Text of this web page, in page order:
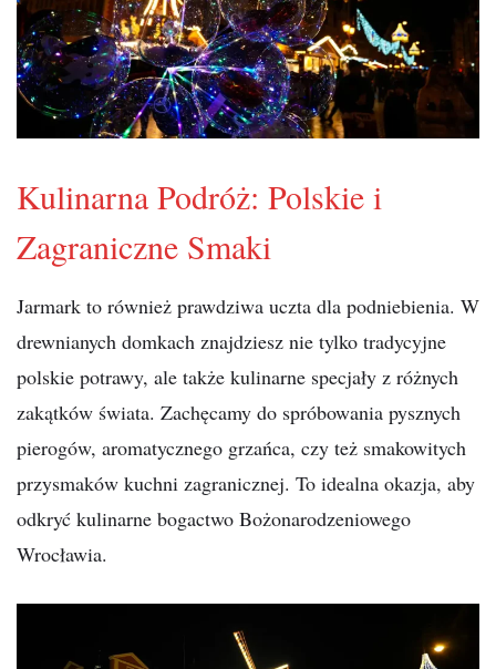
Kulinarna Podróż: Polskie i
Zagraniczne Smaki
Jarmark to również prawdziwa uczta dla podniebienia. W
drewnianych domkach znajdziesz nie tylko tradycyjne
polskie potrawy, ale także kulinarne specjały z różnych
zakątków świata. Zachęcamy do spróbowania pysznych
pierogów, aromatycznego grzańca, czy też smakowitych
przysmaków kuchni zagranicznej. To idealna okazja, aby
odkryć kulinarne bogactwo Bożonarodzeniowego
Wrocławia.